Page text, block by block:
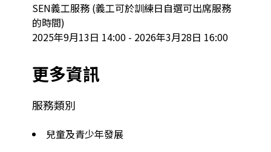
SEN義工服務 (義工可於訓練日自選可出席服務
的時間)
2025年9月13日 14:00 - 2026年3月28日 16:00
更多資訊
服務類別
兒童及青少年發展